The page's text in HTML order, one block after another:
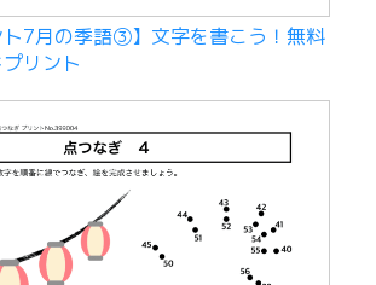
ト7月の季語③】文字を書こう！無料
リント